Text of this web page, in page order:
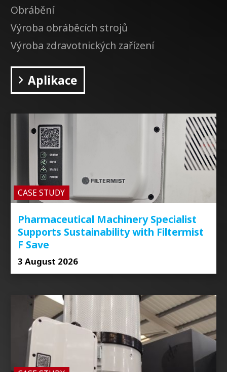
Obrábění
Výroba obráběcích strojů
Výroba zdravotnických zařízení
Aplikace
CASE STUDY
Pharmaceutical Machinery Specialist
Supports Sustainability with Filtermist
F Save
3 August 2026